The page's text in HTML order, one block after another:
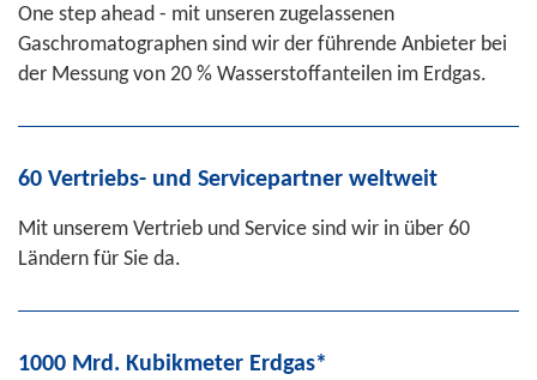
One step ahead - mit unseren zugelassenen
Gaschromatographen sind wir der führende Anbieter bei
der Messung von 20 % Wasserstoffanteilen im Erdgas.
60 Vertriebs- und Servicepartner weltweit
Mit unserem Vertrieb und Service sind wir in über 60
Ländern für Sie da.
1000 Mrd. Kubikmeter Erdgas*